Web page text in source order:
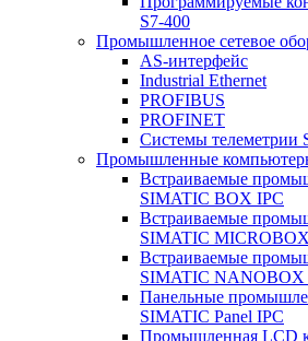
S7-400
Промышленное сетевое
AS-интерфейс
Industrial Ethernet
PROFIBUS
PROFINET
Системы телеметрии
Промышленные
Встраиваемые
SIMATIC BOX IPC
Встраиваемые
SIMATIC
Встраиваемые
SIMATIC NANOBOX
Панельные
SIMATIC Panel IPC
Промышленная LCD